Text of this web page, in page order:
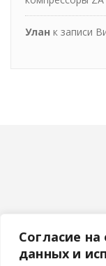
Согласие
данных и
Улан к записи